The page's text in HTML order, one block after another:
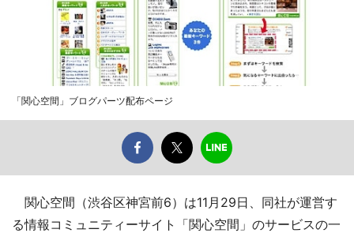
「関心空間」ブログパーツ配布ページ
関心空間（渋谷区神宮前6）は11月29日、同社が運営す
る情報コミュニティーサイト「関心空間」のサービスの一